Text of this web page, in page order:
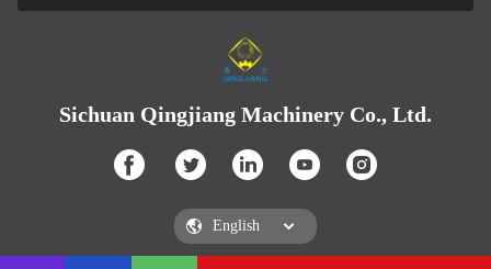
Sichuan Qingjiang Machinery Co., Ltd.